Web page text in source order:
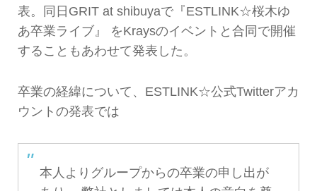
表。同日GRIT at shibuyaで『ESTLINK☆桜木ゆ
あ卒業ライブ』 をKraysのイベントと合同で開催
することもあわせて発表した。
卒業の経緯について、ESTLINK☆公式Twitterアカ
ウントの発表では
本人よりグループからの卒業の申し出が